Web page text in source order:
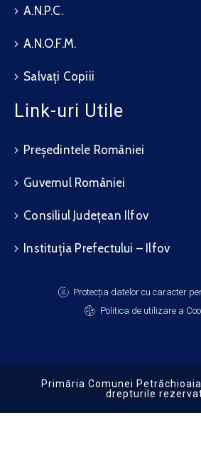
A.N.P.C.
A.N.O.F.M.
Salvați Copiii
Link-uri Utile
Președintele României
Guvernul României
Consiliul Județean Ilfov
Instituția Prefectului – Ilfov
Protecția datelor cu caracter
Politica de utilizare a
Primăria Comunei
drepturile